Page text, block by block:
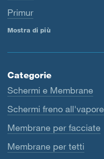
Primur
Mostra di più
Categorie
Schermi e Membrane
Schermi freno all'vapore
Membrane per facciate
Membrane per tetti